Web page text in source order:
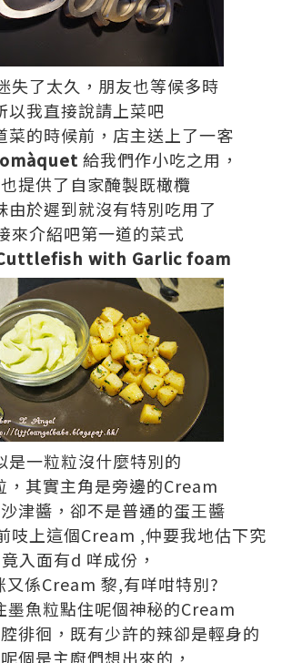
失了太久，朋友也等候多時
以我直接說請上菜吧
菜的時候前，店主送上了一客
給我們作小吃之用，
提供了自家醃製既橄欖
由於遲到就沒有特別吃用了
來介紹吧第一道的菜式
with Garlic foam
是一粒粒沒什麼特別的
，其實主角是旁邊的Cream
津醬，卻不是普通的蛋王醬
吱上這個Cream ,仲要我地估下究
竟入面有d 咩成份，
又係Cream 黎,有咩咁特別?
墨魚粒點住呢個神秘的Cream
徘徊，既有少許的辣卻是輕身的
個是主廚們想出來的，